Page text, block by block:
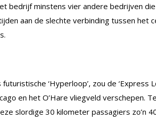
bedrijf minstens vier andere bedrijven
aan de slechte verbinding tussen het
‘Hyperloop’, zou de ‘Express
en het O’Hare vliegveld verschepen.
slordige 30 kilometer passagiers zo’n